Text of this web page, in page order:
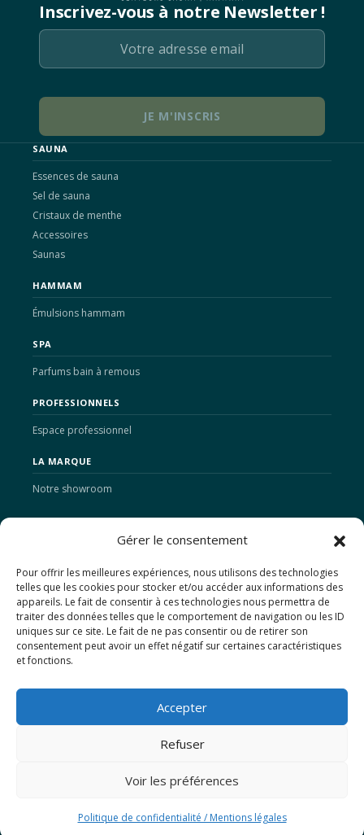
Gérer le consentement
Pour offrir les meilleures expériences, nous utilisons des technologies
telles que les cookies pour stocker et/ou accéder aux informations des
appareils. Le fait de consentir à ces technologies nous permettra de
traiter des données telles que le comportement de navigation ou les ID
uniques sur ce site. Le fait de ne pas consentir ou de retirer son
consentement peut avoir un effet négatif sur certaines caractéristiques
et fonctions.
Accepter
Refuser
Voir les préférences
Politique de confidentialité / Mentions légales
Inscrivez-vous à notre Newsletter !
SAUNA
Essences de sauna
Sel de sauna
Cristaux de menthe
Accessoires
Saunas
HAMMAM
Émulsions hammam
SPA
Parfums bain à remous
PROFESSIONNELS
Espace professionnel
LA MARQUE
Notre showroom
CONTACTS
SAS WELLNESS DISTRIBUTION FRANCE
8 Rue des Remparts
67230 Sermersheim
Politique de confidentialité
Mentions légales